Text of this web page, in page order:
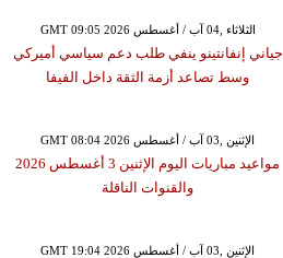
GMT 09:05 2026 الثلاثاء ,04 آب / أغسطس
جياني إنفانتينو ينفي طلب دعم سياسي أميركي
وسط تصاعد أزمة الثقة داخل الفيفا
GMT 08:04 2026 الإثنين ,03 آب / أغسطس
مواعيد مباريات اليوم الإثنين 3 أغسطس 2026
والقنوات الناقلة
GMT 19:04 2026 الإثنين ,03 آب / أغسطس